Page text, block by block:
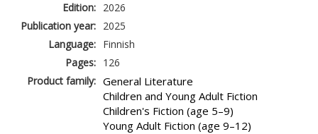
Edition: 2026
Publication year: 2025
Language: Finnish
Pages: 126
Product family: General Literature
Children and Young Adult Fiction
Children's Fiction (age 5–9)
Young Adult Fiction (age 9–12)